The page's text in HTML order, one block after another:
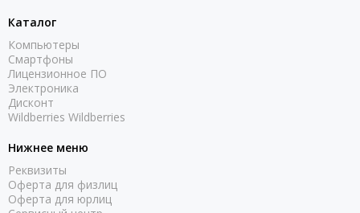
Каталог
Компьютеры
Смартфоны
Лицензионное ПО
Электроника
Дисконт
Wildberries Wildberries
Нижнее меню
Реквизиты
Оферта для физлиц
Оферта для юрлиц